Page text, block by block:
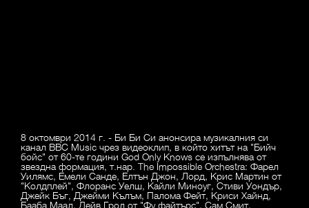
8 октомври 2014 г. - Би Би Си анонсира музикалния си
канал BBC Music чрез видеоклип, в който хитът на "Бийч
бойс" от 60-те години God Only Knows се изпълнява от
звездна формация, т.нар. The Impossible Orchestra: Фарел
Уилямс, Емели Санде, Елтън Джон, Лорд, Крис Мартин от
"Колдплей", Флоранс Уелш, Кайли Миноуг, Стиви Уондър,
Джейк Бъг, Джейми Кълъм, Палома Фейт, Криси Хайнд,
Бааба Маал, Дейв Грол от "Фу файтърс", Сам Смит,